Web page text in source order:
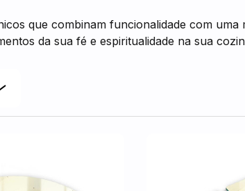
que combinam funcionalidade com uma
da sua fé e espiritualidade na sua